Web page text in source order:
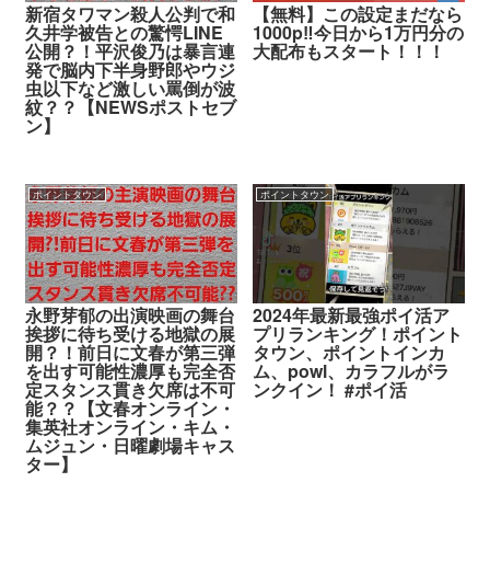
新宿タワマン殺人公判で和
久井学被告との驚愕LINE
公開？！平沢俊乃は暴言連
発で脳内下半身野郎やウジ
虫以下など激しい罵倒が波
紋？？【NEWSポストセブ
ン】
【無料】この設定まだなら
1000p‼︎今日から1万円分の
大配布もスタート！！！
ポイントタウン
永野芽郁の出演映画の舞台
挨拶に待ち受ける地獄の展
開？！前日に文春が第三弾
を出す可能性濃厚も完全否
定スタンス貫き欠席は不可
能？？【文春オンライン・
集英社オンライン・キム・
ムジュン・日曜劇場キャス
ター】
ポイントタウン
2024年最新最強ポイ活ア
プリランキング！ポイント
タウン、ポイントインカ
ム、powl、カラフルがラ
ンクイン！ #ポイ活